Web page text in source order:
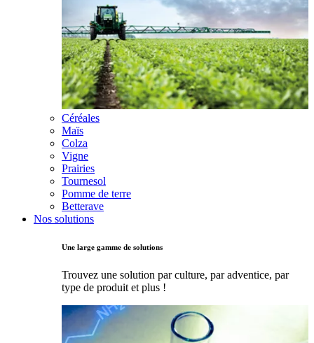
Céréales
Maïs
Colza
Vigne
Prairies
Tournesol
Pomme de terre
Betterave
Nos solutions
Une large gamme de solutions
Trouvez une solution par culture, par adventice, par
type de produit et plus !